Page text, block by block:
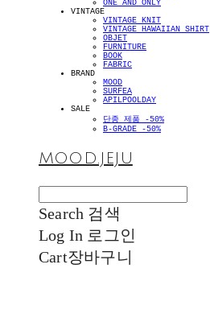
ONE AND ONLY
VINTAGE
VINTAGE KNIT
VINTAGE HAWAIIAN SHIRT
OBJET
FURNITURE
BOOK
FABRIC
BRAND
MOOD
SURFEA
APILPOOLDAY
SALE
단종 제품 -50%
B-GRADE -50%
MOOD.JEJU
Search 검색
Log In 로그인
Cart장바구니